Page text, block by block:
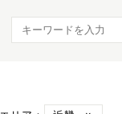
キーワード検索